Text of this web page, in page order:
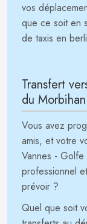
vos
que ce soit en
de taxis en
Transfert
du Morbihan
Vous avez
amis, et votre
Vannes -
professionnel
prévoir ?
Quel que soit